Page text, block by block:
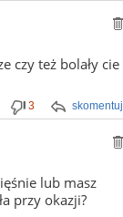
czy też bolały cie
skomentuj
3
lub masz
przy okazji?